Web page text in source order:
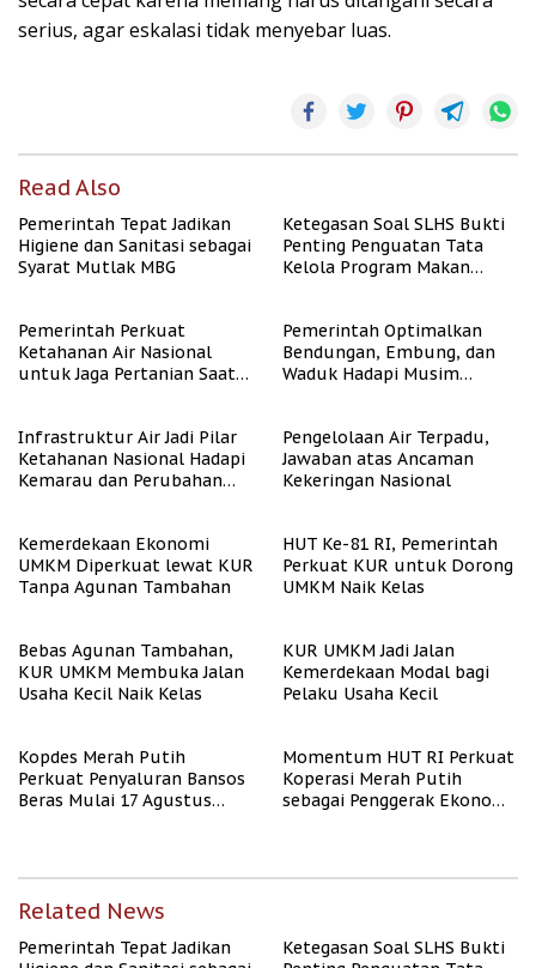
serius, agar eskalasi tidak menyebar luas.
Read Also
Pemerintah Tepat Jadikan
Higiene dan Sanitasi sebagai
Syarat Mutlak MBG
Ketegasan Soal SLHS Bukti
Penting Penguatan Tata
Kelola Program Makan
Pemerintah Perkuat
Ketahanan Air Nasional
untuk Jaga Pertanian Saat
Pemerintah Optimalkan
Bendungan, Embung, dan
Waduk Hadapi Musim
Infrastruktur Air Jadi Pilar
Ketahanan Nasional Hadapi
Kemarau dan Perubahan
Pengelolaan Air Terpadu,
Jawaban atas Ancaman
Kekeringan Nasional
Kemerdekaan Ekonomi
UMKM Diperkuat lewat KUR
Tanpa Agunan Tambahan
HUT Ke-81 RI, Pemerintah
Perkuat KUR untuk Dorong
UMKM Naik Kelas
Bebas Agunan Tambahan,
KUR UMKM Membuka Jalan
Usaha Kecil Naik Kelas
KUR UMKM Jadi Jalan
Kemerdekaan Modal bagi
Pelaku Usaha Kecil
Kopdes Merah Putih
Perkuat Penyaluran Bansos
Beras Mulai 17 Agustus
Momentum HUT RI Perkuat
Koperasi Merah Putih
sebagai Penggerak Ekonomi
Related News
Pemerintah Tepat Jadikan
Ketegasan Soal SLHS Bukti